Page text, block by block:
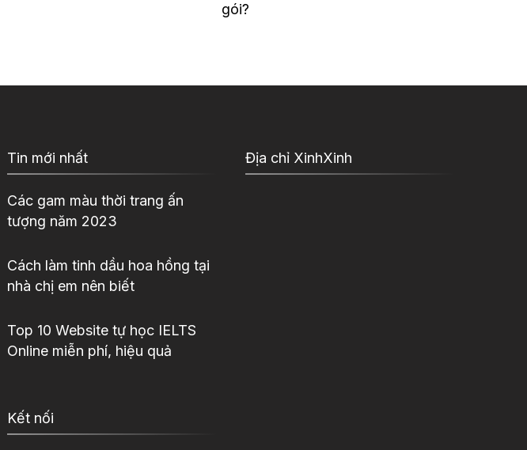
gói?
Tin mới nhất
Các gam màu thời trang ấn
tượng năm 2023
Cách làm tinh dầu hoa hồng tại
nhà chị em nên biết
Top 10 Website tự học IELTS
Online miễn phí, hiệu quả
Kết nối
Địa chỉ XinhXinh